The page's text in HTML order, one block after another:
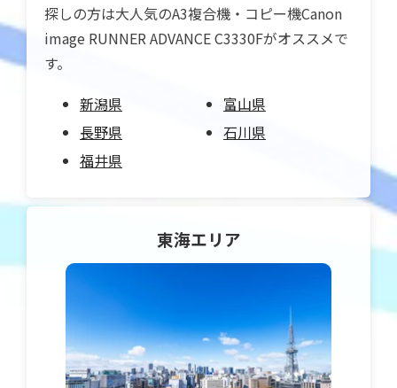
探しの方は大人気のA3複合機・コピー機Canon
image RUNNER ADVANCE C3330Fがオススメで
す。
新潟県
長野県
福井県
富山県
石川県
東海エリア